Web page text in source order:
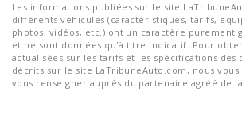
Les informations publiées sur le site
différents véhicules (caractéristiques, tarifs,
photos, vidéos, etc.) ont un caractère purement
et ne sont données qu'à titre indicatif. Pour
actualisées sur les tarifs et les spécifications
décrits sur le site LaTribuneAuto.com, nous
vous renseigner auprès du partenaire agréé de